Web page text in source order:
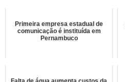
Primeira empresa estadual de
comunicação é instituída em
Pernambuco